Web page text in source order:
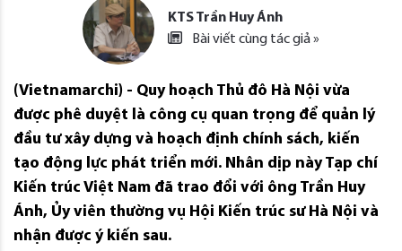
KTS Trần Huy Ánh
Bài viết cùng tác giả »
(Vietnamarchi) - Quy hoạch Thủ đô Hà Nội vừa
được phê duyệt là công cụ quan trọng để quản lý
đầu tư xây dựng và hoạch định chính sách, kiến
tạo động lực phát triển mới. Nhân dịp này Tạp chí
Kiến trúc Việt Nam đã trao đổi với ông Trần Huy
Ánh, Ủy viên thường vụ Hội Kiến trúc sư Hà Nội và
nhận được ý kiến sau.